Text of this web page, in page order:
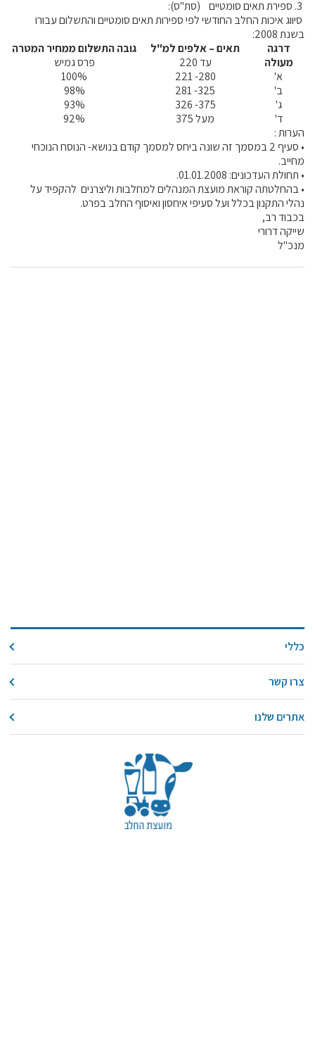
סיווג איכות החלב החודשי לפי ספירות תאים סומטיים והתשלום עבורו
בשנת 2008:
דרגה
תאים – אלפים למ"ל
גובה התשלום ממחיר המטרה
מעולה
עד 220
פרס גמיש
א'
280- 221
100%
ב'
325- 281
98%
ג'
375- 326
93%
ד'
מעל 375
92%
הערות :
• סעיף 2 במסמך זה שונה ביחס למסמך קודם בנושא- הנוסח הנוכחי
מחייב.
• תחולת העדכונים: 01.01.2008.
• בהחלטתה קוראת מועצת המנהלים למחלבות וליצרנים להקפיד על
נהלי התקנון בכלל ועל סעיפי איחסון ואיסוף החלב בפרט.
בכבוד רב,
שייקה דרורי
מנכ"ל
כללי
צרו קשר
אתרים שלנו